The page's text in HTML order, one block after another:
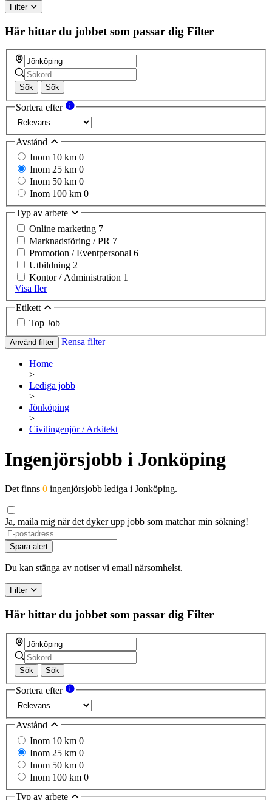
Filter
Här hittar du jobbet som passar dig Filter
Sök Sök
Sortera efter
Avstånd
Inom 10 km 0
Inom 25 km 0
Inom 50 km 0
Inom 100 km 0
Typ av arbete
Online marketing 7
Marknadsföring / PR 7
Promotion / Eventpersonal 6
Utbildning 2
Kontor / Administration 1
Visa fler
Etikett
Top Job
Använd filter Rensa filter
Home
>
Lediga jobb
>
Jönköping
>
Civilingenjör / Arkitekt
Ingenjörsjobb i Jonköping
Det finns 0 ingenjörsjobb lediga i Jonköping.
Ja, maila mig när det dyker upp jobb som matchar min sökning!
If
you
are
a
ignore
this
field
Spara alert
Du kan stänga av notiser vi email närsomhelst.
Filter
Här hittar du jobbet som passar dig Filter
Sök Sök
Sortera efter
Avstånd
Inom 10 km 0
Inom 25 km 0
Inom 50 km 0
Inom 100 km 0
Typ av arbete